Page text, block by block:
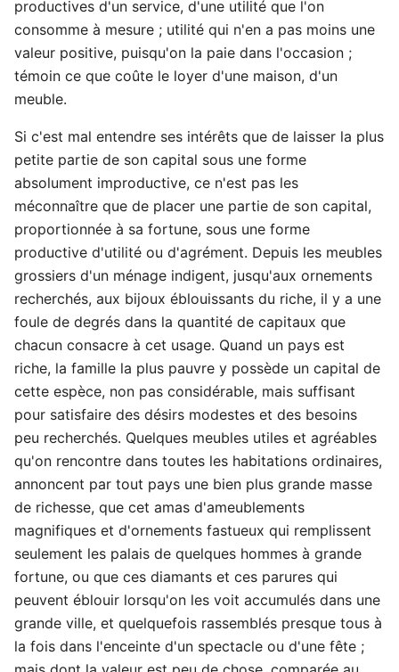
productives d'un service, d'une utilité que l'on
consomme à mesure ; utilité qui n'en a pas moins une
valeur positive, puisqu'on la paie dans l'occasion ;
témoin ce que coûte le loyer d'une maison, d'un
meuble.
Si c'est mal entendre ses intérêts que de laisser la plus
petite partie de son capital sous une forme
absolument improductive, ce n'est pas les
méconnaître que de placer une partie de son capital,
proportionnée à sa fortune, sous une forme
productive d'utilité ou d'agrément. Depuis les meubles
grossiers d'un ménage indigent, jusqu'aux ornements
recherchés, aux bijoux éblouissants du riche, il y a une
foule de degrés dans la quantité de capitaux que
chacun consacre à cet usage. Quand un pays est
riche, la famille la plus pauvre y possède un capital de
cette espèce, non pas considérable, mais suffisant
pour satisfaire des désirs modestes et des besoins
peu recherchés. Quelques meubles utiles et agréables
qu'on rencontre dans toutes les habitations ordinaires,
annoncent par tout pays une bien plus grande masse
de richesse, que cet amas d'ameublements
magnifiques et d'ornements fastueux qui remplissent
seulement les palais de quelques hommes à grande
fortune, ou que ces diamants et ces parures qui
peuvent éblouir lorsqu'on les voit accumulés dans une
grande ville, et quelquefois rassemblés presque tous à
la fois dans l'enceinte d'un spectacle ou d'une fête ;